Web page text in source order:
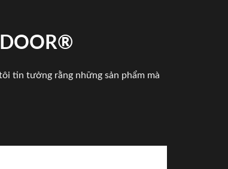
DOOR®
tin tưởng rằng những sản phẩm mà